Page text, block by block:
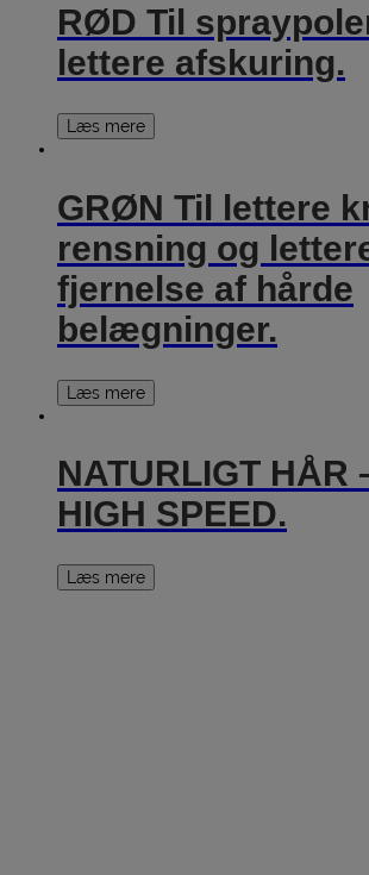
RØD Til
lettere afskuring.
Læs mere
GRØN Til lettere
rensning og
fjernelse af hårde
belægninger.
Læs mere
NATURLIGT HÅR
HIGH SPEED.
Læs mere